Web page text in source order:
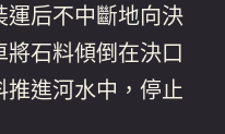
運后不中斷地向決
石料傾倒在決口
進河水中，停止